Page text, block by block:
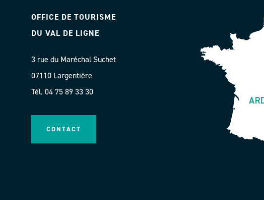
OFFICE DE TOURISME
DU VAL DE LIGNE
3 rue du Maréchal Suchet
07110 Largentière
Tél. 04 75 89 33 30
CONTACT